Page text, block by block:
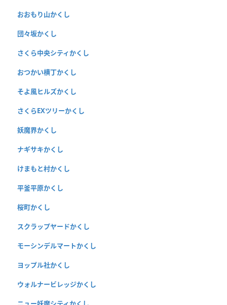
おおもり山かくし
団々坂かくし
さくら中央シティかくし
おつかい横丁かくし
そよ風ヒルズかくし
さくらEXツリーかくし
妖魔界かくし
ナギサキかくし
けまもと村かくし
平釜平原かくし
桜町かくし
スクラップヤードかくし
モーシンデルマートかくし
ヨップル社かくし
ウォルナービレッジかくし